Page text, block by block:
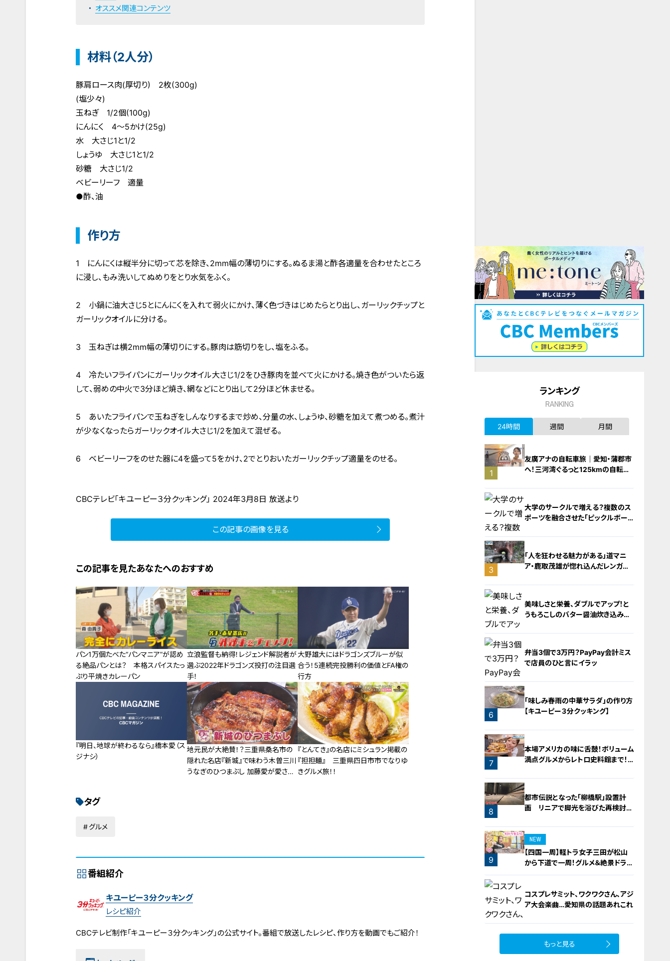
オススメ関連コンテンツ
材料（2人分）
豚肩ロース肉(厚切り) 2枚(300g)
(塩少々)
玉ねぎ 1/2個(100g)
にんにく 4～5かけ(25g)
水 大さじ1と1/2
しょうゆ 大さじ1と1/2
砂糖 大さじ1/2
ベビーリーフ 適量
●酢、油
作り方
1 にんにくは縦半分に切って芯を除き、2mm幅の薄切りにする。ぬるま湯と酢各適量を合わせたところ
に浸し、もみ洗いしてぬめりをとり水気をふく。
2 小鍋に油大さじ5とにんにくを入れて弱火にかけ、薄く色づきはじめたらとり出し、ガーリックチップと
ガーリックオイルに分ける。
3 玉ねぎは横2mm幅の薄切りにする。豚肉は筋切りをし、塩をふる。
4 冷たいフライパンにガーリックオイル大さじ1/2をひき豚肉を並べて火にかける。焼き色がついたら返
して、弱めの中火で3分ほど焼き、網などにとり出して2分ほど休ませる。
5 あいたフライパンで玉ねぎをしんなりするまで炒め、分量の水、しょうゆ、砂糖を加えて煮つめる。煮汁
が少なくなったらガーリックオイル大さじ1/2を加えて混ぜる。
6 ベビーリーフをのせた器に4を盛って5をかけ、2でとりおいたガーリックチップ適量をのせる。
CBCテレビ「キユーピー３分クッキング」 2024年3月8日 放送より
この記事の画像を見る
この記事を見たあなたへのおすすめ
パン1万個たべた“パンマニア”が認め
る絶品パンとは？ 本格スパイスたっ
ぷり平焼きカレーパン
立浪監督も納得！レジェンド解説者が
選ぶ2022年ドラゴンズ投打の注目選
手！
大野雄大にはドラゴンズブルーが似
合う！5連続完投勝利の価値とFA権の
行方
『明日、地球が終わるなら』橋本愛（ス
ジナシ）
地元民が大絶賛！？三重県桑名市の
隠れた名店『新城』で味わう木曽三川
うなぎのひつまぶし 加藤愛が愛され
『とんてき』の名店にミシュラン掲載の
『担担麺』 三重県四日市市でなりゆ
きグルメ旅！！
タグ
グルメ
番組紹介
キユーピー３分クッキング
レシピ紹介
CBCテレビ制作「キユーピー３分クッキング」の公式サイト。番組で放送したレシピ、作り方を動画でもご紹介！
ランキング
RANKING
24時間 週間 月間
1
友廣アナの自転車旅｜愛知・蒲郡市
へ！三河湾ぐるっと125kmの自転車
2
大学のサークルで増える？複数のス
ポーツを融合させた「ピックルボー
3
「人を狂わせる魅力がある」道マニ
ア・鹿取茂雄が惚れ込んだレンガの
4
美味しさと栄養、ダブルでアップ！と
うもろこしのバター醤油炊き込みご
5
弁当3個で3万円？PayPay会計ミス
で店員のひと言にイラッ
6
「味しみ春雨の中華サラダ」の作り方
【キユーピー３分クッキング】
7
本場アメリカの味に舌鼓！ボリューム
満点グルメからレトロ史料館まで！
8
都市伝説となった「柳橋駅」設置計
画 リニアで脚光を浴びた再検討の
9
NEW
【四国一周】軽トラ女子三田が松山
から下道で一周！グルメ＆絶景ドライ
ブ⑳
コスプレサミット、ワクワクさん、アジ
ア大会楽曲…愛知県の話題あれこれ
もっと見る